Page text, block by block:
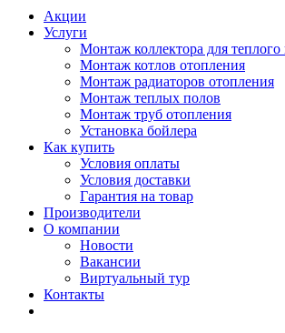
Акции
Услуги
Монтаж коллектора для теплого
Монтаж котлов отопления
Монтаж радиаторов отопления
Монтаж теплых полов
Монтаж труб отопления
Установка бойлера
Как купить
Условия оплаты
Условия доставки
Гарантия на товар
Производители
О компании
Новости
Вакансии
Виртуальный тур
Контакты